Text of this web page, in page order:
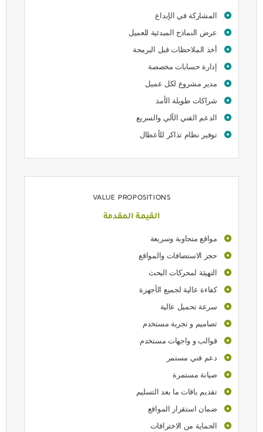
المشاركة في الإبداع
عرض النماذج المبدئية للعميل
أخذ الملاحظات قبل البرمجة
إدارة حسابات مخصصة
مدير مشروع لكل عميل
شراكات طويلة الأمد
الدعم الفني الآلي والسريع
توفير نظام تذاكر للأعطال
VALUE PROPOSITIONS
القيمة المقدمة
مواقع متجاوبة وسريعة
حجز الاستضافات والمواقع
التهيئة لمحركات البحث
كفاءة عالية لجميع الأجهزة
سرعة تحميل عالية
تصاميم و تجربة مستخدم
قوالب و واجهات مستخدم
دعم فني مستمر
صيانة مستمرة
تقديم باقات ما بعد التسليم
ضمان استقرار المواقع
الحماية من الاختراقات